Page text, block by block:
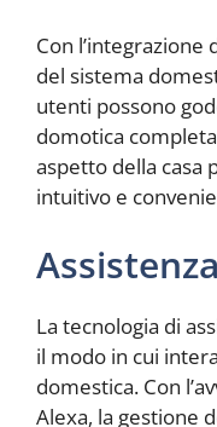
Con l’integrazione
del sistema
utenti possono
domotica
aspetto della casa
intuitivo e
La tecnologia di
il modo in cui
domestica. Con
Alexa, la gestione